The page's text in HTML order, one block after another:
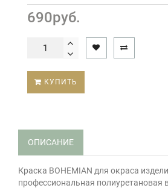
690руб.
КУПИТЬ
ОПИСАНИЕ
Краска BOHEMIAN для окраса
профессиональная полиуретановая